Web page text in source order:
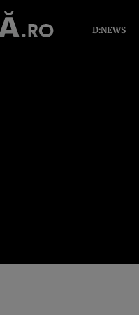
D:NEWS